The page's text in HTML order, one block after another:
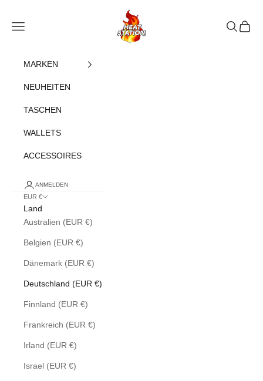
heatstation
Navigationsmenü öffnen
Suche
MARKEN
NEUHEITEN
TASCHEN
WALLETS
ACCESSOIRES
ANMELDEN
EUR €
Land
Australien (EUR €)
Belgien (EUR €)
Dänemark (EUR €)
Deutschland (EUR €)
Finnland (EUR €)
Frankreich (EUR €)
Irland (EUR €)
Israel (EUR €)